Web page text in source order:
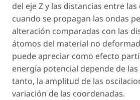
del eje Z y las distancias entre
cuando se propagan las ondas
alteración comparadas con las
átomos del material no
puede apreciar como efecto
energía potencial depende de
tanto, la amplitud de las
variación de las coordenadas.